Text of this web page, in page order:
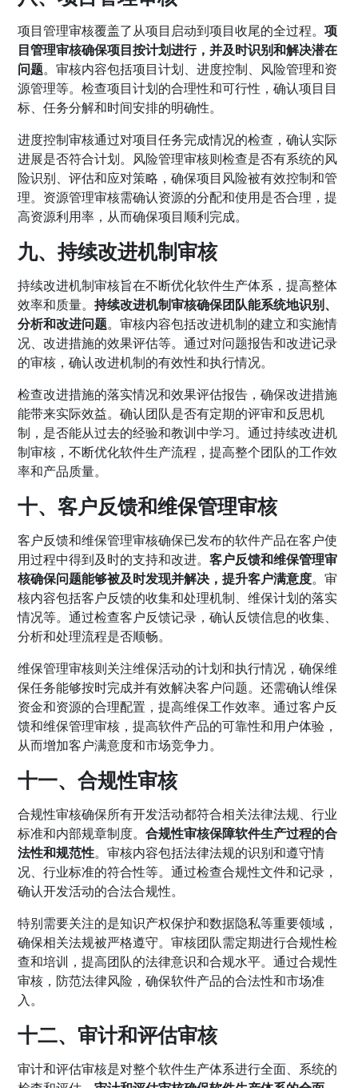
项目管理审核覆盖了从项目启动到项目收尾的全过程。项
目管理审核确保项目按计划进行，并及时识别和解决潜在
问题。审核内容包括项目计划、进度控制、风险管理和资
源管理等。检查项目计划的合理性和可行性，确认项目目
标、任务分解和时间安排的明确性。
进度控制审核通过对项目任务完成情况的检查，确认实际
进展是否符合计划。风险管理审核则检查是否有系统的风
险识别、评估和应对策略，确保项目风险被有效控制和管
理。资源管理审核需确认资源的分配和使用是否合理，提
高资源利用率，从而确保项目顺利完成。
九、持续改进机制审核
持续改进机制审核旨在不断优化软件生产体系，提高整体
效率和质量。持续改进机制审核确保团队能系统地识别、
分析和改进问题。审核内容包括改进机制的建立和实施情
况、改进措施的效果评估等。通过对问题报告和改进记录
的审核，确认改进机制的有效性和执行情况。
检查改进措施的落实情况和效果评估报告，确保改进措施
能带来实际效益。确认团队是否有定期的评审和反思机
制，是否能从过去的经验和教训中学习。通过持续改进机
制审核，不断优化软件生产流程，提高整个团队的工作效
率和产品质量。
十、客户反馈和维保管理审核
客户反馈和维保管理审核确保已发布的软件产品在客户使
用过程中得到及时的支持和改进。客户反馈和维保管理审
核确保问题能够被及时发现并解决，提升客户满意度。审
核内容包括客户反馈的收集和处理机制、维保计划的落实
情况等。通过检查客户反馈记录，确认反馈信息的收集、
分析和处理流程是否顺畅。
维保管理审核则关注维保活动的计划和执行情况，确保维
保任务能够按时完成并有效解决客户问题。还需确认维保
资金和资源的合理配置，提高维保工作效率。通过客户反
馈和维保管理审核，提高软件产品的可靠性和用户体验，
从而增加客户满意度和市场竞争力。
十一、合规性审核
合规性审核确保所有开发活动都符合相关法律法规、行业
标准和内部规章制度。合规性审核保障软件生产过程的合
法性和规范性。审核内容包括法律法规的识别和遵守情
况、行业标准的符合性等。通过检查合规性文件和记录，
确认开发活动的合法合规性。
特别需要关注的是知识产权保护和数据隐私等重要领域，
确保相关法规被严格遵守。审核团队需定期进行合规性检
查和培训，提高团队的法律意识和合规水平。通过合规性
审核，防范法律风险，确保软件产品的合法性和市场准
入。
十二、审计和评估审核
审计和评估审核是对整个软件生产体系进行全面、系统的